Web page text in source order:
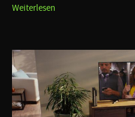
Weiterlesen